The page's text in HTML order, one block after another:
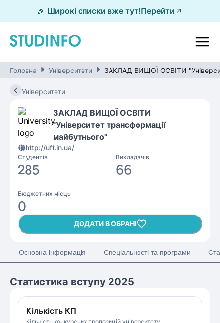
🎉 Широкі списки вже тут!Перейти
Головна Університети ЗАКЛАД ВИЩОЇ ОСВІТИ
Університети
ЗАКЛАД ВИЩОЇ ОСВІТИ
"Університет трансформації
майбутнього"
http://uft.in.ua/
Студентів
285
Викладачів
66
Бюджетних місць
0
ДОДАТИ В ОБРАНІ
Основна інформація Спеціальності та програми
Статистика вступу 2025
Кількість КП
Кількість конкурсних пропозицій університету